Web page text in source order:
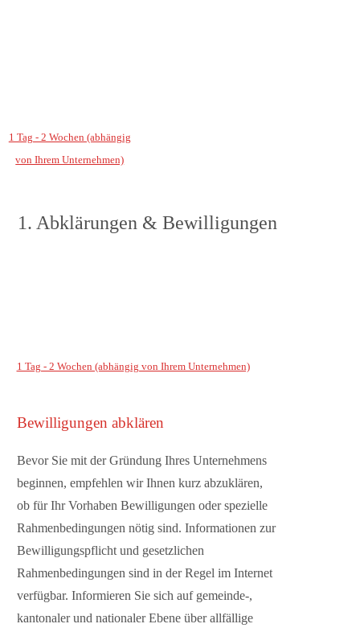
1 Tag - 2 Wochen (abhängig
von Ihrem Unternehmen)
1. Abklärungen & Bewilligungen
1 Tag - 2 Wochen (abhängig von Ihrem Unternehmen)
Bewilligungen abklären
Bevor Sie mit der Gründung Ihres Unternehmens
beginnen, empfehlen wir Ihnen kurz abzuklären,
ob für Ihr Vorhaben Bewilligungen oder spezielle
Rahmenbedingungen nötig sind. Informationen zur
Bewilligungspflicht und gesetzlichen
Rahmenbedingungen sind in der Regel im Internet
verfügbar. Informieren Sie sich auf gemeinde-,
kantonaler und nationaler Ebene über allfällige